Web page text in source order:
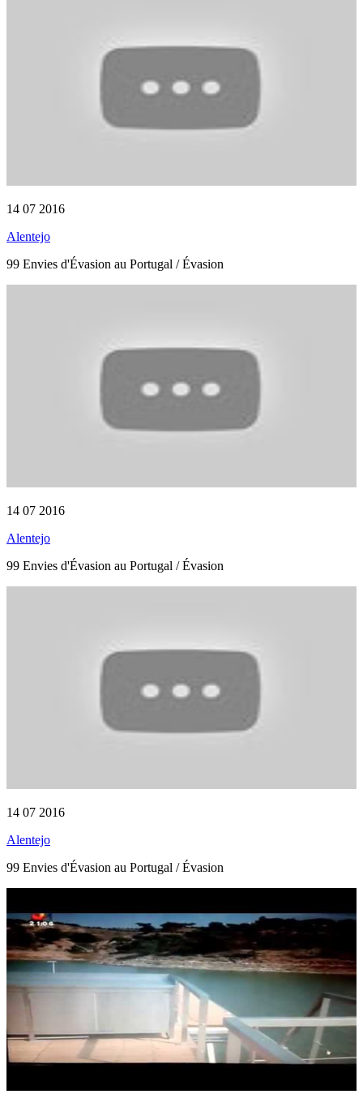
14 07 2016
Alentejo
99 Envies d'Évasion au Portugal / Évasion
14 07 2016
Alentejo
99 Envies d'Évasion au Portugal / Évasion
14 07 2016
Alentejo
99 Envies d'Évasion au Portugal / Évasion